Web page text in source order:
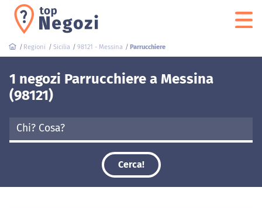
Regioni Sicilia 98121 - Messina Parrucchiere
1 negozi Parrucchiere a Messina
(98121)
Cerca!